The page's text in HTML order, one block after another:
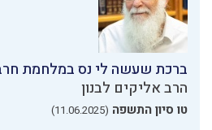
ברכת שעשה לי נס במלחמת
הרב אליקים לבנון
טו סיון התשפה (11.06.2025)